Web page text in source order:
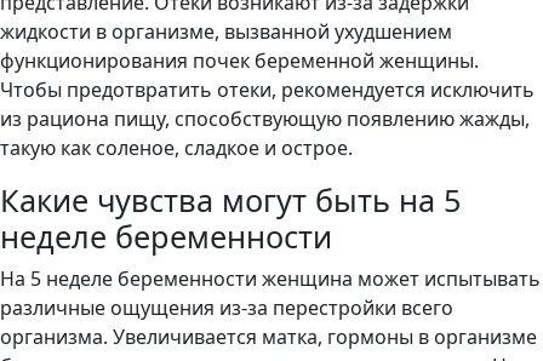
жидкости в организме, вызванной ухудшением
функционирования почек беременной женщины.
Чтобы предотвратить отеки, рекомендуется исключить
из рациона пищу, способствующую появлению жажды,
такую как соленое, сладкое и острое.
Какие чувства могут быть на 5
неделе беременности
На 5 неделе беременности женщина может испытывать
различные ощущения из-за перестройки всего
организма. Увеличивается матка, гормоны в организме